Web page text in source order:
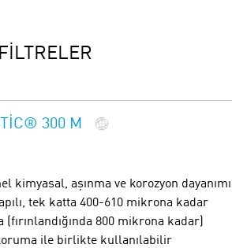
300 M
kimyasal, aşınma ve korozyon dayanımı
tek katta 400-610 mikrona kadar
(fırınlandığında 800 mikrona kadar)
ile birlikte kullanılabilir